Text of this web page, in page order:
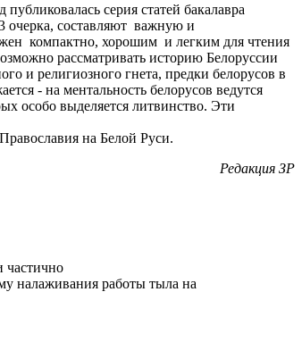
серия статей бакалавра
очерка, составляют важную и
компактно, хорошим и легким для чтения
рассматривать историю Белоруссии
и религиозного гнета, предки белорусов в
- на ментальность белорусов ведутся
особо выделяется литвинство. Эти
на Белой Руси.
Редакция ЗР
частично
налаживания работы тыла на